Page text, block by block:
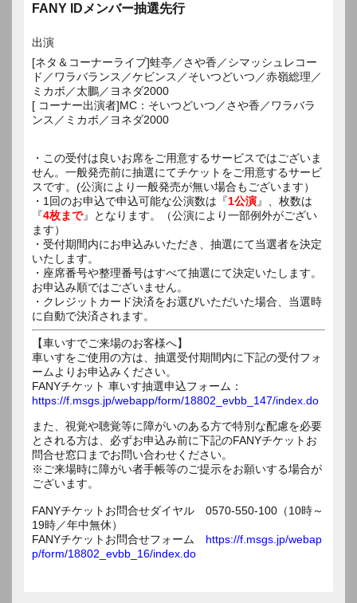
FANY IDメンバー抽選先行
出演
[ネタ＆コーナーライブ]蛙亭／さや香／シマッシュレコー
ド／ワラバランス／ケビンス／そいつどいつ／赤嶺総理／
ミカボ／太鵬／ヨネダ2000
[ コーナー出演者]MC：そいつどいつ／さや香／ワラバラ
ンス／ミカボ／ヨネダ2000
・この受付は良いお席をご用意するサービスではございま
せん。一般発売前に抽選にてチケットをご用意するサービ
スです。(公演により一般発売が無い場合もございます）
・1回のお申込で申込可能な公演数は『1公演』、枚数は
『4枚まで』となります。（公演により一部例外がござい
ます）
・受付期間内にお申込みいただき、抽選にて当選者を決定
いたします。
・座席番号や整理番号はすべて抽選にて決定いたします。
お申込み順ではございません。
・クレジットカード決済をお選びいただいた場合、当選時
に自動で決済されます。
【車いすでご来場のお客様へ】
車いすをご使用の方は、抽選受付期間内に下記の受付フォ
ームよりお申込みください。
FANYチケット 車いす抽選申込フォーム：
https://f.msgs.jp/webapp/form/18802_evbb_147/index.do
また、視覚や聴覚等に障がいのある方で特別な配慮を必要
とされる方は、必ずお申込み前に下記のFANYチケットお
問合せ窓口までお問い合わせください。
※ご来場時に障がい者手帳等のご提示をお願いする場合が
ございます。
FANYチケットお問合せダイヤル 0570-550-100（10時～
19時／年中無休）
FANYチケットお問合せフォーム https://f.msgs.jp/webap
p/form/18802_evbb_16/index.do